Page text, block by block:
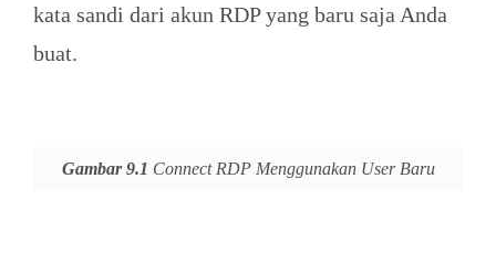
kata sandi dari akun RDP yang baru saja Anda
buat.
Gambar 9.1 Connect RDP Menggunakan User Baru